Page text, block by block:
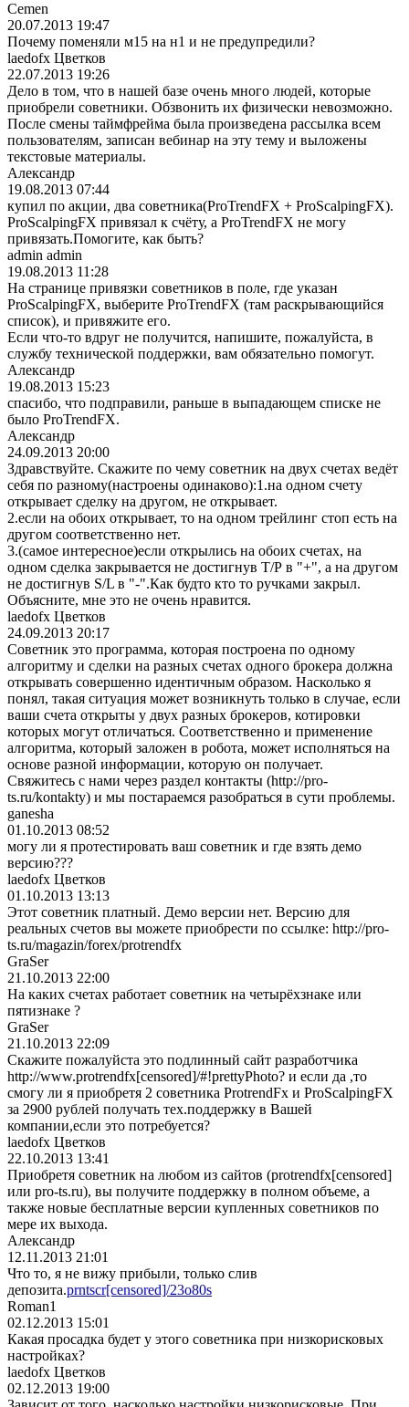
Cemen
20.07.2013 19:47
Почему поменяли м15 на н1 и не предупредили?
laedofx Цветков
22.07.2013 19:26
Дело в том, что в нашей базе очень много людей, которые
приобрели советники. Обзвонить их физически невозможно.
После смены таймфрейма была произведена рассылка всем
пользователям, записан вебинар на эту тему и выложены
текстовые материалы.
Александр
19.08.2013 07:44
купил по акции, два советника(ProTrendFX + ProScalpingFX).
ProScalpingFX привязал к счёту, а ProTrendFX не могу
привязать.Помогите, как быть?
admin admin
19.08.2013 11:28
На странице привязки советников в поле, где указан
ProScalpingFX, выберите ProTrendFX (там раскрывающийся
список), и привяжите его.
Если что-то вдруг не получится, напишите, пожалуйста, в
службу технической поддержки, вам обязательно помогут.
Александр
19.08.2013 15:23
спасибо, что подправили, раньше в выпадающем списке не
было ProTrendFX.
Александр
24.09.2013 20:00
Здравствуйте. Скажите по чему советник на двух счетах ведёт
себя по разному(настроены одинаково):1.на одном счету
открывает сделку на другом, не открывает.
2.если на обоих открывает, то на одном трейлинг стоп есть на
другом соответственно нет.
3.(самое интересное)если открылись на обоих счетах, на
одном сделка закрывается не достигнув Т/Р в "+", а на другом
не достигнув S/L в "-".Как будто кто то ручками закрыл.
Объясните, мне это не очень нравится.
laedofx Цветков
24.09.2013 20:17
Советник это программа, которая построена по одному
алгоритму и сделки на разных счетах одного брокера должна
открывать совершенно идентичным образом. Насколько я
понял, такая ситуация может возникнуть только в случае, если
ваши счета открыты у двух разных брокеров, котировки
которых могут отличаться. Соответственно и применение
алгоритма, который заложен в робота, может исполняться на
основе разной информации, которую он получает.
Свяжитесь с нами через раздел контакты (http://pro-
ts.ru/kontakty) и мы постараемся разобраться в сути проблемы.
ganesha
01.10.2013 08:52
могу ли я протестировать ваш советник и где взять демо
версию???
laedofx Цветков
01.10.2013 13:13
Этот советник платный. Демо версии нет. Версию для
реальных счетов вы можете приобрести по ссылке: http://pro-
ts.ru/magazin/forex/protrendfx
GraSer
21.10.2013 22:00
На каких счетах работает советник на четырёхзнаке или
пятизнаке ?
GraSer
21.10.2013 22:09
Скажите пожалуйста это подлинный сайт разработчика
http://www.protrendfx[censored]/#!prettyPhoto? и если да ,то
смогу ли я приобретя 2 советника ProtrendFx и ProScalpingFX
за 2900 рублей получать тех.поддержку в Вашей
компании,если это потребуется?
laedofx Цветков
22.10.2013 13:41
Приобретя советник на любом из сайтов (protrendfx[censored]
или pro-ts.ru), вы получите поддержку в полном объеме, а
также новые бесплатные версии купленных советников по
мере их выхода.
Александр
12.11.2013 21:01
Что то, я не вижу прибыли, только слив
депозита.prntscr[censored]/23o80s
Roman1
02.12.2013 15:01
Какая просадка будет у этого советника при низкорисковых
настройках?
laedofx Цветков
02.12.2013 19:00